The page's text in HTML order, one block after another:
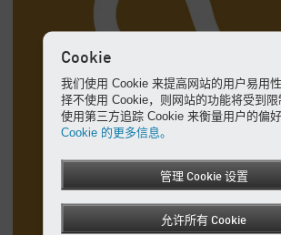
Cookie
我们使用 Cookie 来提高网站的用户易用
择不使用 Cookie，则网站的功能将受到
使用第三方追踪 Cookie 来衡量用户的偏
Cookie 的更多信息。
管理 Cookie 设置
允许所有 Cookie